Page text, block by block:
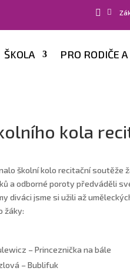
 
ŠKOLA PRO RODIČE
kola
školní kolo recitační
a odborné poroty předváděli
diváci jsme si užili až
žáky:
– Princeznička na bále
– Bublifuk